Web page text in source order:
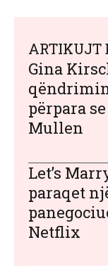
ARTIKUJT
Gina
përpara
Mullen
Let’s
paraqet
Netflix